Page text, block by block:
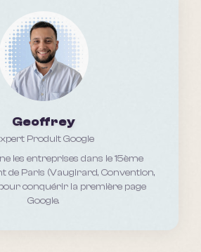
Geoffrey
Produit Google
les entreprises dans le 15ème
de Paris (Vaugirard, Convention,
conquérir la première page
Google.